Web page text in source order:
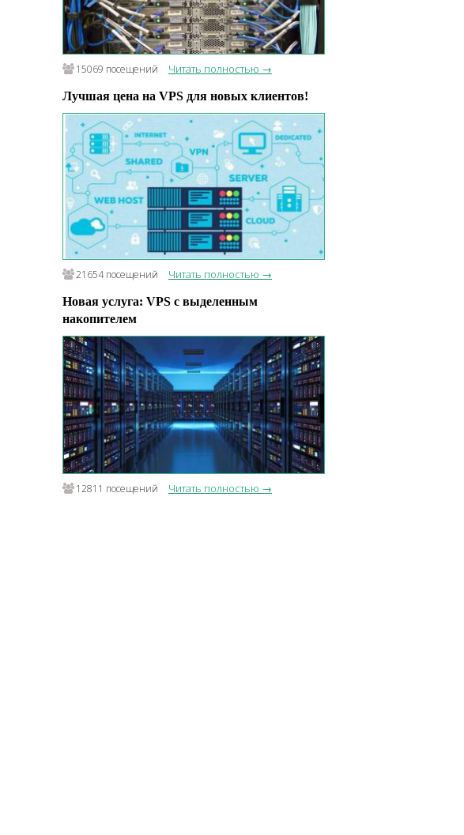
15069 посещений Читать полностью →
Лучшая цена на VPS для новых клиентов!
21654 посещений Читать полностью →
Новая услуга: VPS с выделенным
накопителем
12811 посещений Читать полностью →